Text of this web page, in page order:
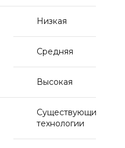
Низкая
Средняя
Высокая
Существующие
технологии